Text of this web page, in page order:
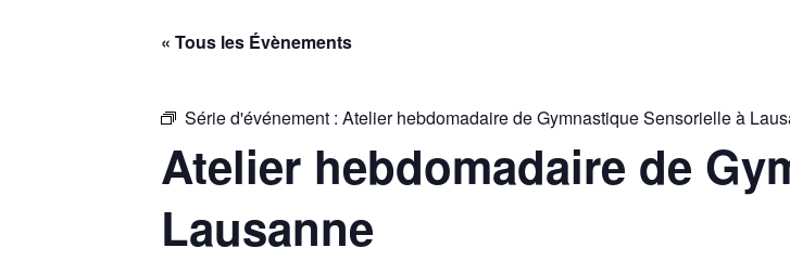
« Tous les Évènements
Série d'événement : Atelier hebdomadaire de Gymnastique Sensorielle à
Atelier hebdomadaire de
Lausanne